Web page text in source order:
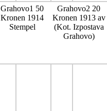
Grahovo1 50
Kronen 1914
Stempel
Grahovo2 20
Kronen 1913 av
(Kot. Izpostava
Grahovo)